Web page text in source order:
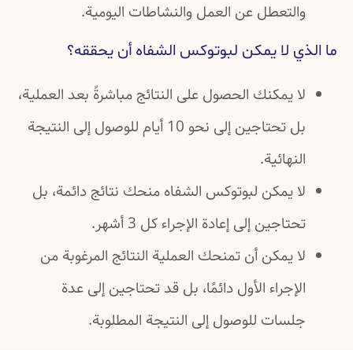
والتعطل عن العمل والنشاطات اليومية.
ما الذي لا يمكن لبوتوكس الشفاه أن يحققه؟
لا يمكنك الحصول على النتائج مباشرةً بعد العملية،
بل تحتاجين إلى نحو 10 أيام للوصول إلى النتيجة
النهائية.
لا يمكن لبوتوكس الشفاه منحك نتائج دائمة، بل
تحتاجين إلى إعادة الإجراء كل 3 أشهر.
لا يمكن أن تمنحك العملية النتائج المرغوبة من
الإجراء الأول دائمًا، بل قد تحتاجين إلى عدة
جلسات للوصول إلى النتيجة المطلوبة.